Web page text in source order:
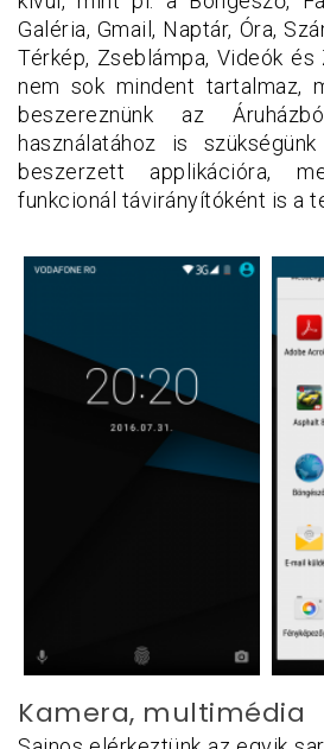
Galéria, Gmail, Naptár, Óra,
Térkép, Zseblámpa, Videók
nem sok mindent tartalmaz,
beszereznünk az
használatához is
beszerzett applikációra,
funkcionál távirányítóként is a
Kamera, multimédia